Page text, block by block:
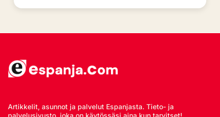
Artikkelit, asunnot ja palvelut Espanjasta. Tieto- ja
palvelusivusto, joka on käytössäsi aina kun tarvitset!